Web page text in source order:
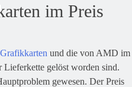
im Preis
und die von AMD im
Lieferkette gelöst worden sind.
gewesen. Der Preis